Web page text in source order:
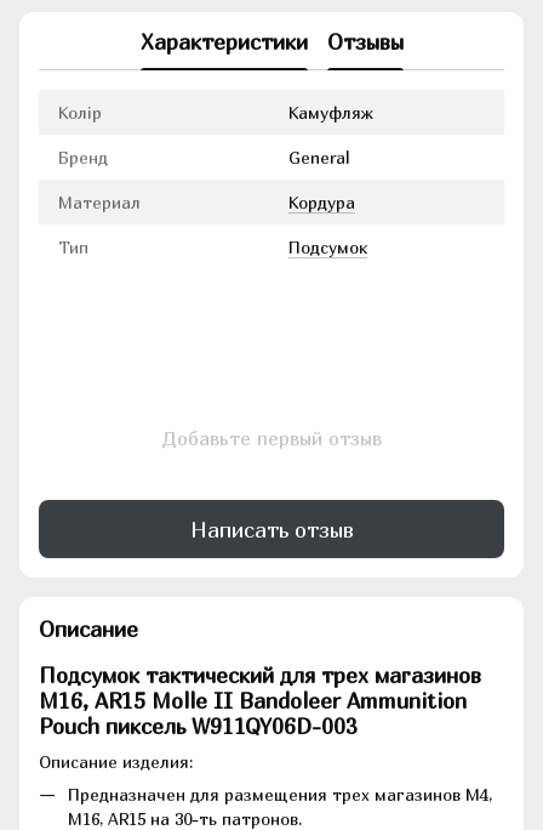
Характеристики Отзывы
Колір Камуфляж
Бренд General
Материал Кордура
Тип Подсумок
Добавьте первый отзыв
Написать отзыв
Описание
Подсумок тактический для трех магазинов
М16, AR15 Molle II Bandoleer Ammunition
Pouch пиксель W911QY06D-003
Описание изделия:
Предназначен для размещения трех магазинов M4,
М16, AR15 на 30-ть патронов.